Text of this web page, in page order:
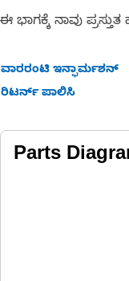
ಈ ಭಾಗಕ್ಕೆ ನಾವು
ವಾರರಂಟಿ ಇನ್ಫಾರ್ಮಶನ್
ರಿಟರ್ನ್ ಪಾಲಿಸಿ
Parts